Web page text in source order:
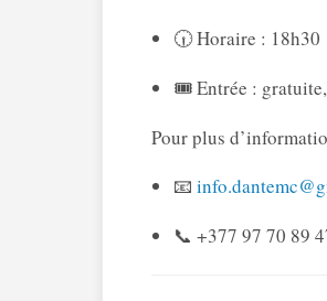
🕡 Horaire : 18h30
🎟️ Entrée :
Pour plus
📧
📞 +377 97 70 89